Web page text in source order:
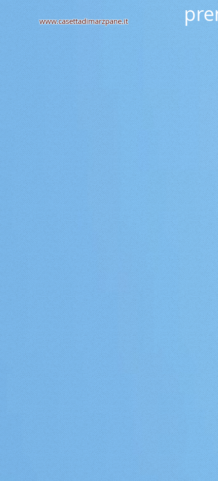
www.casettadimarzpane.it